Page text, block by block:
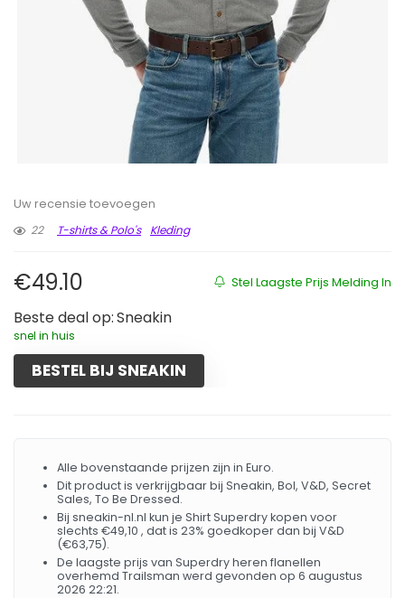
Uw recensie toevoegen
22
T-shirts & Polo's Kleding
Stel Laagste Prijs Melding In
€49.10
Beste deal op: Sneakin
snel in huis
BESTEL BIJ SNEAKIN
Alle bovenstaande prijzen zijn in Euro.
Dit product is verkrijgbaar bij Sneakin, Bol, V&D, Secret
Sales, To Be Dressed.
Bij sneakin-nl.nl kun je Shirt Superdry kopen voor
slechts €49,10 , dat is 23% goedkoper dan bij V&D
(€63,75).
De laagste prijs van Superdry heren flanellen
overhemd Trailsman werd gevonden op 6 augustus
2026 22:21.